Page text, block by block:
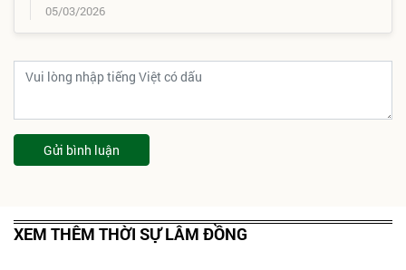
05/03/2026
Gửi bình luận
XEM THÊM THỜI SỰ LÂM ĐỒNG